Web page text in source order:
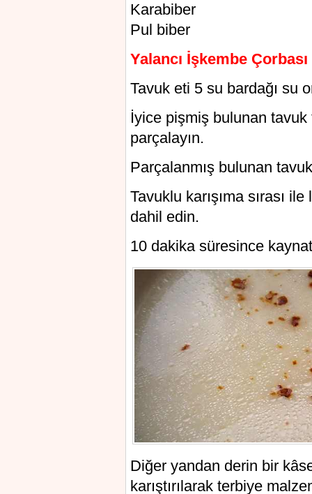
Karabiber
Pul biber
Yalancı İşkembe Çorbası
Tavuk eti 5 su bardağı su
İyice pişmiş bulunan
parçalayın.
Parçalanmış bulunan
Tavuklu karışıma sırası
dahil edin.
10 dakika süresince
Diğer yandan derin bir
karıştırılarak terbiye